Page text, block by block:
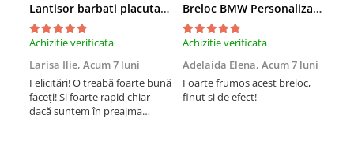
Lantisor barbati placuta army (inox)
Achizitie verificata
Larisa Ilie, Acum 7 luni
Felicitări! O treabă foarte bună
faceți! Si foarte rapid chiar
dacă suntem în preajma
Breloc BMW Personalizat cu Marca si Numarul Masinii
Achizitie verificata
Adelaida Elena, Acum 7 luni
Foarte frumos acest breloc,
finut si de efect!